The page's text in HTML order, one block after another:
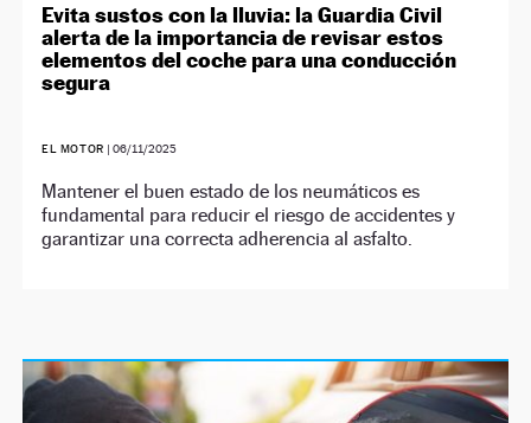
Evita sustos con la lluvia: la Guardia Civil
alerta de la importancia de revisar estos
elementos del coche para una conducción
segura
EL MOTOR | 06/11/2025
Mantener el buen estado de los neumáticos es
fundamental para reducir el riesgo de accidentes y
garantizar una correcta adherencia al asfalto.